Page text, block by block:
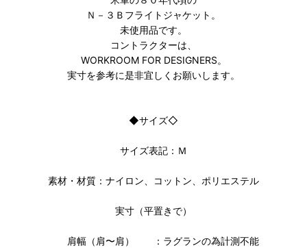
Ｎ－３Ｂフライトジャケット。
未使用品です。
コントラクターは、
WORKROOM FOR DESIGNERS。
実寸を参考に是非宜しくお願いします。
◆サイズ◇
サイズ表記：Ｍ
素材・材質：ナイロン、コットン、ポリエステル
実寸（平置きで）
肩幅（肩〜肩） ：ラグランの為計測不能